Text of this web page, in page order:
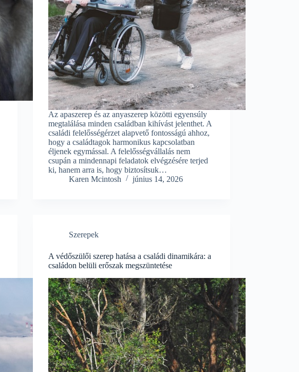
Az apaszerep és az anyaszerep közötti egyensúly
megtalálása minden családban kihívást jelenthet. A
családi felelősségérzet alapvető fontosságú ahhoz,
hogy a családtagok harmonikus kapcsolatban
éljenek egymással. A felelősségvállalás nem
csupán a mindennapi feladatok elvégzésére terjed
ki, hanem arra is, hogy biztosítsuk…
Karen Mcintosh
június 14, 2026
Szerepek
A védőszülői szerep hatása a családi dinamikára: a
családon belüli erőszak megszüntetése